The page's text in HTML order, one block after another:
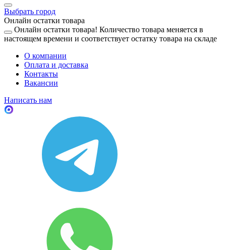
Выбрать город
Онлайн остатки товара
Онлайн остатки товара! Количество товара меняется в
настоящем времени и соответствует остатку товара на складе
О компании
Оплата и доставка
Контакты
Вакансии
Написать нам